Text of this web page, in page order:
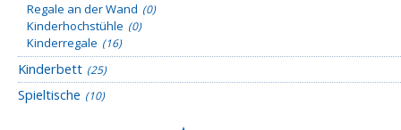
Regale an der Wand (0)
Kinderhochstühle (0)
Kinderregale (16)
Kinderbett (25)
Spieltische (10)